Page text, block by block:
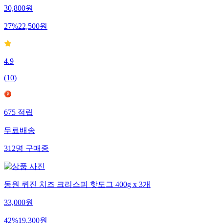
30,800원
27%22,500원
4.9
(10)
675적립
무료배송
312명구매중
동원 퀴진 치즈 크리스피 핫도그 400g x 3개
33,000원